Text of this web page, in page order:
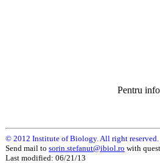
Pentru
© 2012 Institute of Biology. All right reserved.
Send mail to sorin.stefanut@ibiol.ro with
Last modified: 06/21/13